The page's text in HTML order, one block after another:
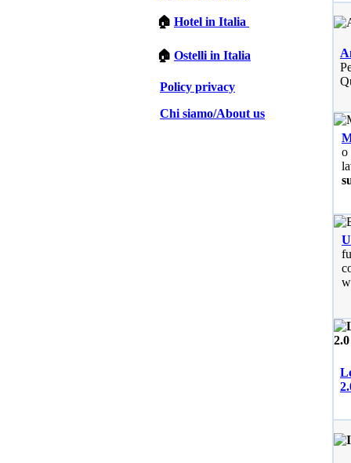
🏠 Hotel in Italia
🏠 Ostelli in Italia
Policy privacy
Chi siamo/About us
o